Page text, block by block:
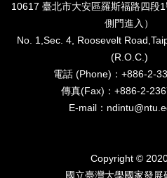
專
10617 臺北市⼤安區羅斯福路四段
側⾨進入）
No. 1,Sec. 4, Roosevelt
(R.O.C.)
電話 (Phone)：+886-2-
傳真(Fax)：+886-2-
E-mail：
Copyright ©
國立臺灣⼤學國家發展